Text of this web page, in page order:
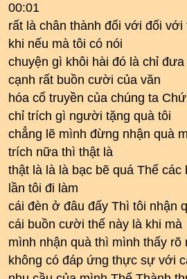
00:01
rất là chân thành đối với đối với
khi nếu mà tôi có nói
chuyện gì khôi hài đó là chỉ
cạnh rất buồn cười của văn
hóa cổ truyền của chúng ta
chỉ trích gì người tặng quà tôi
chẳng lẽ mình đừng nhận quà
trích nữa thì thật là
thật là là là bạc bẽ quá Thế các
lần tôi đi làm
cái đèn ở đâu đấy Thì tôi nhận
cái buồn cười thế này là khi mà
mình nhận quà thì mình thấy rõ
không có đáp ứng thực sự với